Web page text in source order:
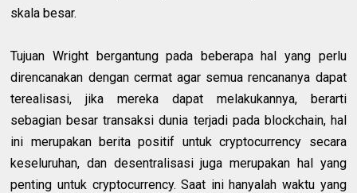
skala besar.
Tujuan Wright bergantung pada beberapa hal yang perlu
direncanakan dengan cermat agar semua rencananya dapat
terealisasi, jika mereka dapat melakukannya, berarti
sebagian besar transaksi dunia terjadi pada blockchain, hal
ini merupakan berita positif untuk cryptocurrency secara
keseluruhan, dan desentralisasi juga merupakan hal yang
penting untuk cryptocurrency. Saat ini hanyalah waktu yang